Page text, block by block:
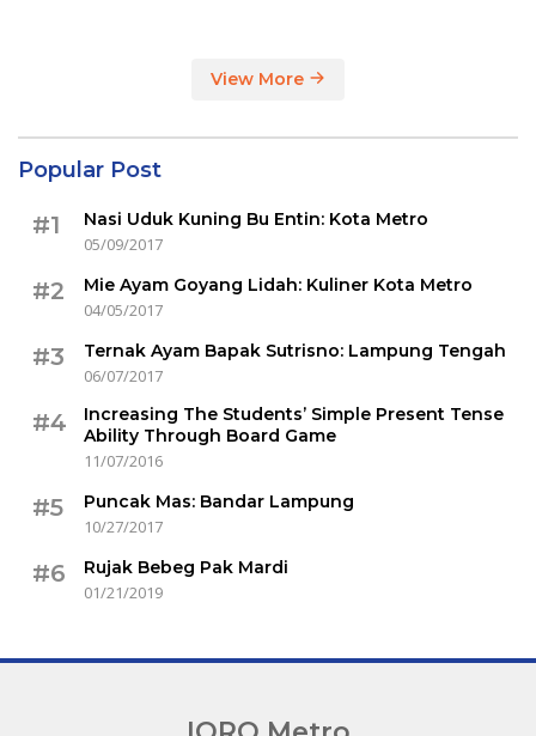
View More
Popular Post
#1
Nasi Uduk Kuning Bu Entin: Kota Metro
05/09/2017
#2
Mie Ayam Goyang Lidah: Kuliner Kota Metro
04/05/2017
#3
Ternak Ayam Bapak Sutrisno: Lampung Tengah
06/07/2017
#4
Increasing The Students’ Simple Present Tense
Ability Through Board Game
11/07/2016
#5
Puncak Mas: Bandar Lampung
10/27/2017
#6
Rujak Bebeg Pak Mardi
01/21/2019